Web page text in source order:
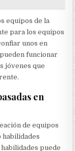
equipos de la
para los equipos
unos en
funcionar
jóvenes que
en
de equipos
habilidades
puede